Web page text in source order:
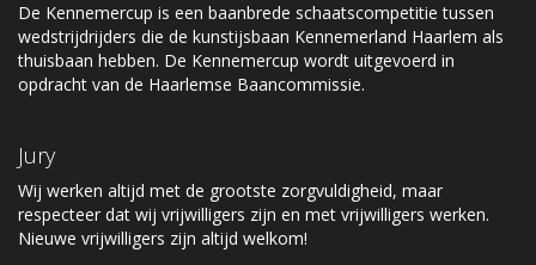
De Kennemercup is een baanbrede schaatscompetitie tussen
wedstrijdrijders die de kunstijsbaan Kennemerland Haarlem als
thuisbaan hebben. De Kennemercup wordt uitgevoerd in
opdracht van de Haarlemse Baancommissie.
Jury
Wij werken altijd met de grootste zorgvuldigheid, maar
respecteer dat wij vrijwilligers zijn en met vrijwilligers werken.
Nieuwe vrijwilligers zijn altijd welkom!